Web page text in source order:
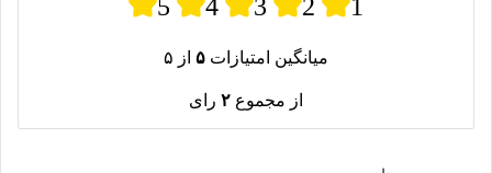
میانگین امتیازات ۵ از ۵
از مجموع ۲ رای